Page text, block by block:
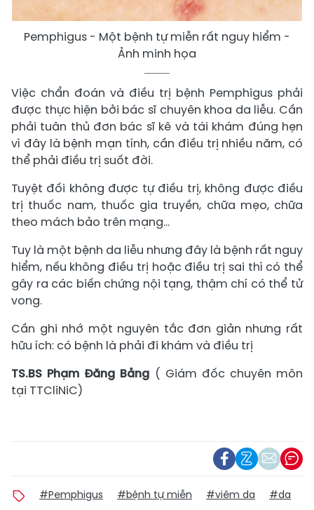
Pemphigus - Một bệnh tự miễn rất nguy hiểm -
Ảnh minh họa
Việc chẩn đoán và điều trị bệnh Pemphigus phải
được thực hiện bởi bác sĩ chuyên khoa da liễu. Cần
phải tuân thủ đơn bác sĩ kê và tái khám đúng hẹn
vì đây là bệnh mạn tính, cần điều trị nhiều năm, có
thể phải điều trị suốt đời.
Tuyệt đối không được tự điều trị, không được điều
trị thuốc nam, thuốc gia truyền, chữa mẹo, chữa
theo mách bảo trên mạng...
Tuy là một bệnh da liễu nhưng đây là bệnh rất nguy
hiểm, nếu không điều trị hoặc điều trị sai thì có thể
gây ra các biến chứng nội tạng, thậm chí có thể tử
vong.
Cần ghi nhớ một nguyên tắc đơn giản nhưng rất
hữu ích: có bệnh là phải đi khám và điều trị
TS.BS Phạm Đăng Bảng ( Giám đốc chuyên môn
tại TTCliNiC)
#Pemphigus #bệnh tự miễn #viêm da #da